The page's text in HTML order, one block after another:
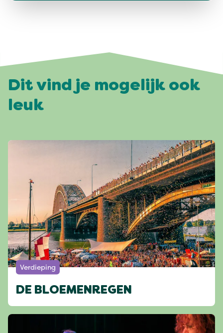
Dit vind je mogelijk ook
leuk
Verdieping
DE BLOEMENREGEN